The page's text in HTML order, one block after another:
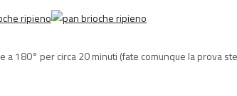
a 180° per circa 20 minuti (fate comunque la prova